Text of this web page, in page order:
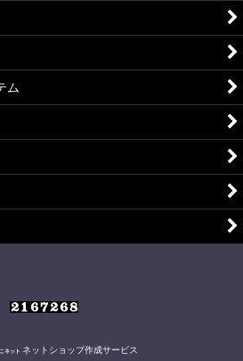
ム
ネット ネットショップ作成サービス